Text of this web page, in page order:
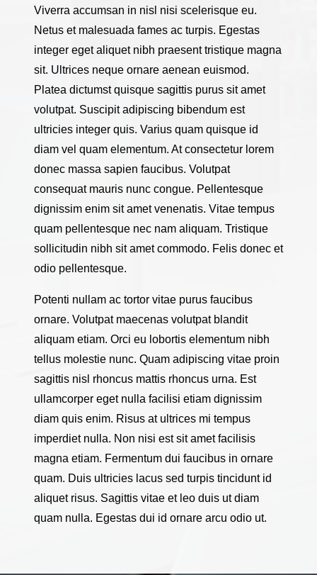
Viverra accumsan in nisl nisi scelerisque eu.
Netus et malesuada fames ac turpis. Egestas
integer eget aliquet nibh praesent tristique magna
sit. Ultrices neque ornare aenean euismod.
Platea dictumst quisque sagittis purus sit amet
volutpat. Suscipit adipiscing bibendum est
ultricies integer quis. Varius quam quisque id
diam vel quam elementum. At consectetur lorem
donec massa sapien faucibus. Volutpat
consequat mauris nunc congue. Pellentesque
dignissim enim sit amet venenatis. Vitae tempus
quam pellentesque nec nam aliquam. Tristique
sollicitudin nibh sit amet commodo. Felis donec et
odio pellentesque.
Potenti nullam ac tortor vitae purus faucibus
ornare. Volutpat maecenas volutpat blandit
aliquam etiam. Orci eu lobortis elementum nibh
tellus molestie nunc. Quam adipiscing vitae proin
sagittis nisl rhoncus mattis rhoncus urna. Est
ullamcorper eget nulla facilisi etiam dignissim
diam quis enim. Risus at ultrices mi tempus
imperdiet nulla. Non nisi est sit amet facilisis
magna etiam. Fermentum dui faucibus in ornare
quam. Duis ultricies lacus sed turpis tincidunt id
aliquet risus. Sagittis vitae et leo duis ut diam
quam nulla. Egestas dui id ornare arcu odio ut.